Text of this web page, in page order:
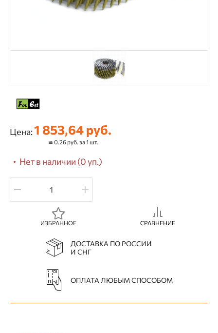
Нет в наличии (0 уп.)
Цена:1 853,64 руб.
≅ 0.26 руб. за 1 шт.
ИЗБРАННОЕ СРАВНЕНИЕ
ДОСТАВКА ПО РОССИИ
И СНГ
ОПЛАТА ЛЮБЫМ СПОСОБОМ